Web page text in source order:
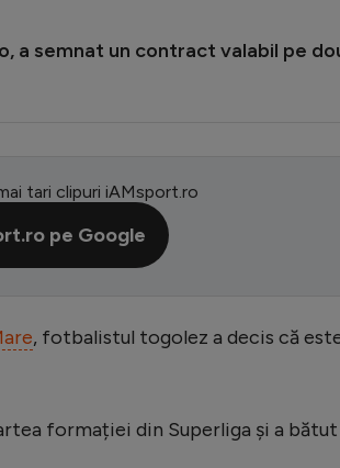
a semnat un contract valabil pe
tari clipuri iAMsport.ro
pe Google
, fotbalistul togolez a decis că
formației din Superliga și a bătut